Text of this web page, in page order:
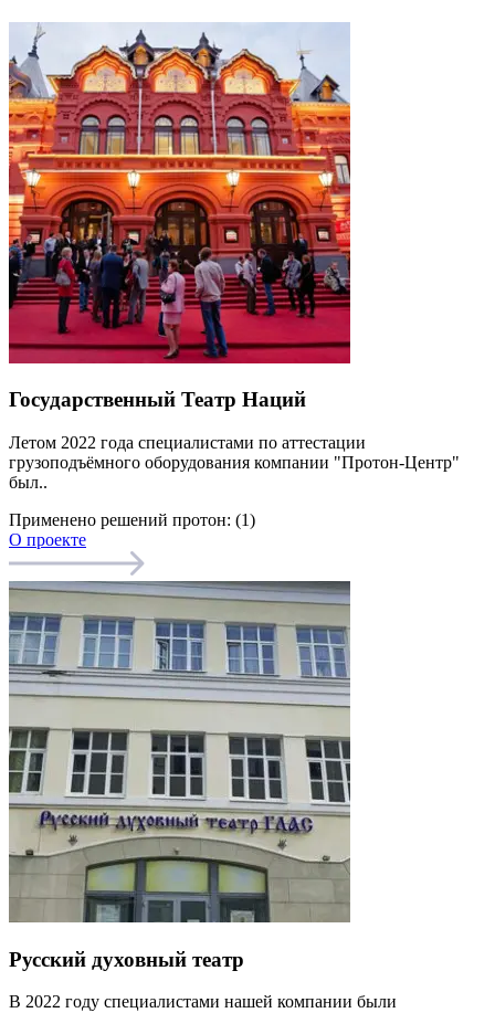
Государственный Театр Наций
Летом 2022 года специалистами по аттестации
грузоподъёмного оборудования компании "Протон-Центр"
был..
Применено решений протон: (1)
О проекте
Русский духовный театр
В 2022 году специалистами нашей компании были